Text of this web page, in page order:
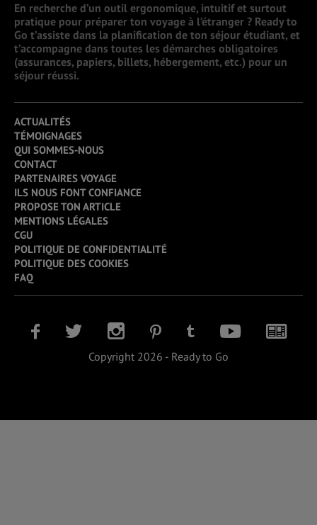
En recherche d’un outil ergonomique, intuitif et surtout
pratique pour préparer ton voyage à l’étranger ? Ready to
Go t’assiste dans la planification de ton séjour étudiant, et
t’accompagne dans toutes les démarches obligatoires
(assurances, papiers, billets, hébergement, etc.) pour un
séjour réussi.
ACTUALITÉS
TÉMOIGNAGES
QUI SOMMES-NOUS
CONTACT
PARTENAIRES VOYAGE
ILS NOUS FONT CONFIANCE
PROPOSE TON ARTICLE
MENTIONS LÉGALES
CGU
POLITIQUE DE CONFIDENTIALITÉ
POLITIQUE DES COOKIES
FAQ
Copyright 2026 - Ready to Go